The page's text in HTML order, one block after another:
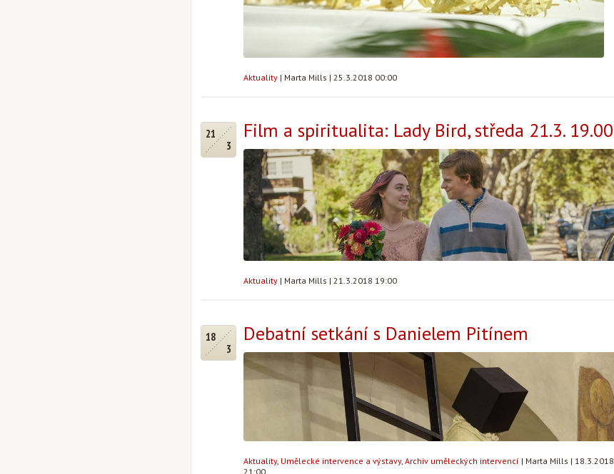
Aktuality | Marta Mills | 25.3.2018 00:00
21
3
Film a spiritualita: Lady Bird, středa 21.3. 19.00
Aktuality | Marta Mills | 21.3.2018 19:00
18
3
Debatní setkání s Danielem Pitínem
Aktuality, Umělecké intervence a výstavy, Archiv uměleckých intervencí | Marta Mills | 18.3.2018
21:00